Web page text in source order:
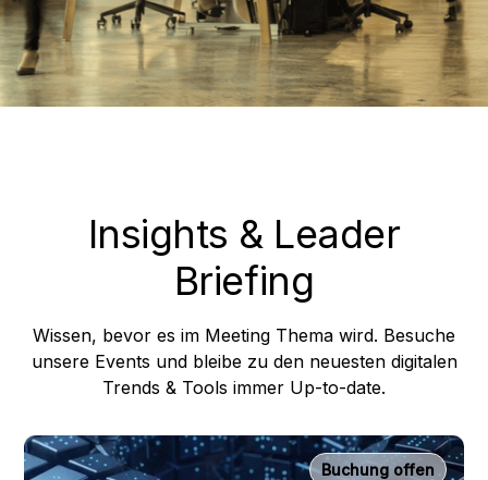
Insights & Leader
Briefing
Wissen, bevor es im Meeting Thema wird. Besuche
unsere Events und bleibe zu den neuesten digitalen
Trends & Tools immer Up-to-date.
Buchung offen